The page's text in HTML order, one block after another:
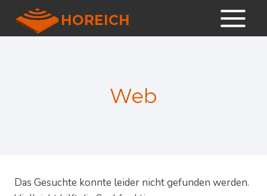
Inhalt
springen
HOREICH
Web
Das Gesuchte konnte leider nicht gefunden werden.